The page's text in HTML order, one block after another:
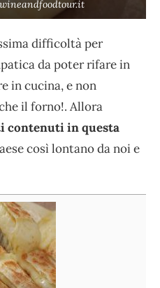
difficoltà per
da poter rifare in
in cucina, e non
il forno!. Allora
contenuti in questa
così lontano da noi e